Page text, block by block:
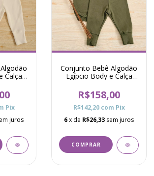
Calça
Pix
juros
Conjunto Bebê Algodão
Egípcio Body e Calça
R$158,00
R$142,20 com Pix
6x de R$26,33 sem juros
COMPRAR